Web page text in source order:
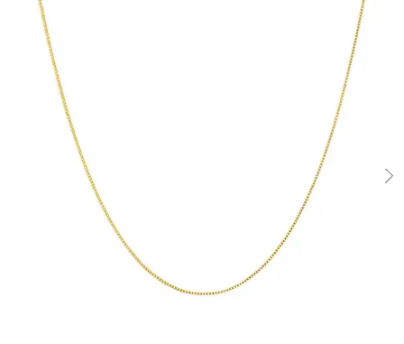
人気検索キーワード
#summer
#くまのプーさん
Canal４℃
すべてのジュエリー